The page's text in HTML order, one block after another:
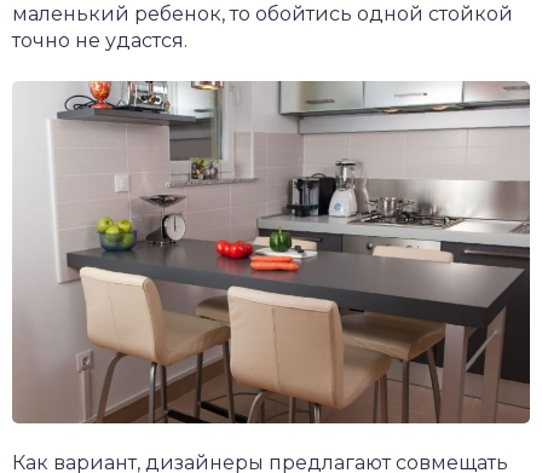
маленький ребенок, то обойтись одной стойкой
точно не удастся.
Как вариант, дизайнеры предлагают совмещать